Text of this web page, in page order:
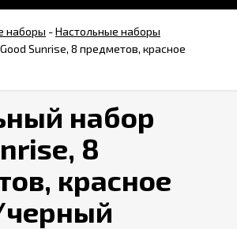
наборы -Настольные наборы
Sunrise, 8 предметов, красное
набор
8
красное